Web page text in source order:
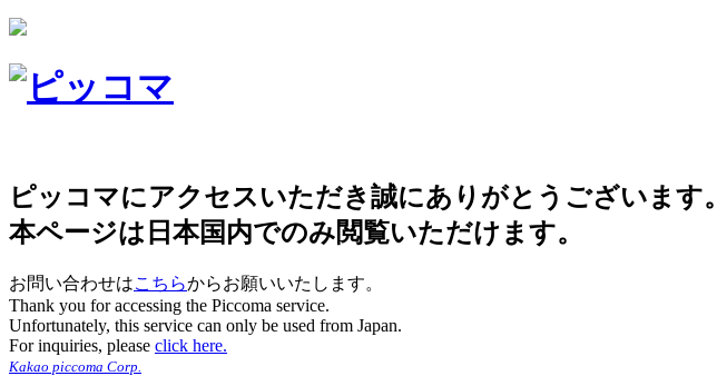
ピッコマにアクセスいただき誠にありがとうございます。
本ページは日本国内でのみ閲覧いただけます。
お問い合わせはこちらからお願いいたします。
Thank you for accessing the Piccoma service.
Unfortunately, this service can only be used from Japan.
For inquiries, please click here.
Kakao piccoma Corp.